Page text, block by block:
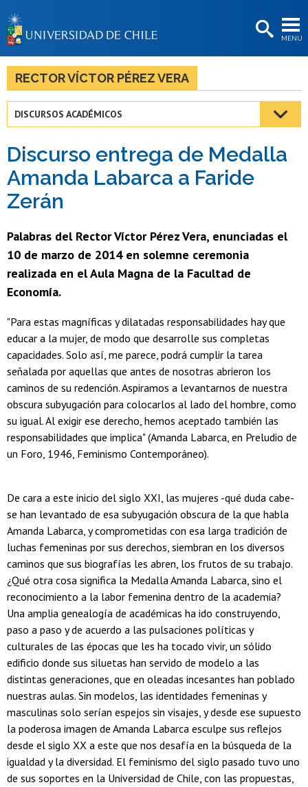
MENÚ
BIBLIOTECAS
LA UNIVERSIDAD
Estudiantes
Académicas/os
Funcionarias/os
RECTOR VÍCTOR PÉREZ VERA
DISCURSOS ACADÉMICOS
Discurso entrega de Medalla
Amanda Labarca a Faride
Zerán
Palabras del Rector Víctor Pérez Vera, enunciadas el
10 de marzo de 2014 en solemne ceremonia
realizada en el Aula Magna de la Facultad de
Economía.
"Para estas magníficas y dilatadas responsabilidades hay que
educar a la mujer, de modo que desarrolle sus completas
capacidades. Solo así, me parece, podrá cumplir la tarea
señalada por aquellas que antes de nosotras abrieron los
caminos de su redención. Aspiramos a levantarnos de nuestra
obscura subyugación para colocarlos al lado del hombre, como
su igual. Al exigir ese derecho, hemos aceptado también las
responsabilidades que implica" (Amanda Labarca, en Preludio de
un Foro, 1946, Feminismo Contemporáneo).
De cara a este inicio del siglo XXI, las mujeres -qué duda cabe-
se han levantado de esa subyugación obscura de la que habla
Amanda Labarca, y comprometidas con esa larga tradición de
luchas femeninas por sus derechos, siembran en los diversos
caminos que sus biografías les abren, los frutos de su trabajo.
¿Qué otra cosa significa la Medalla Amanda Labarca, sino el
reconocimiento a la labor femenina dentro de la academia?
Una amplia genealogía de académicas ha ido construyendo,
paso a paso y de acuerdo a las pulsaciones políticas y
culturales de las épocas que les ha tocado vivir, un sólido
edificio donde sus siluetas han servido de modelo a las
distintas generaciones, que en oleadas incesantes han poblado
nuestras aulas. Sin modelos, las identidades femeninas y
masculinas solo serían espejos sin visajes, y desde ese supuesto
la poderosa imagen de Amanda Labarca esculpe sus reflejos
desde el siglo XX a este que nos desafía en la búsqueda de la
igualdad y la diversidad. El feminismo del siglo pasado tuvo uno
de sus soportes en la Universidad de Chile, con las propuestas,